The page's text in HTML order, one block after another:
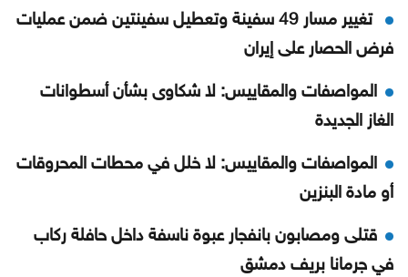
تغيير مسار 49 سفينة وتعطيل سفينتين ضمن عمليات
فرض الحصار على إيران
المواصفات والمقاييس: لا شكاوى بشأن أسطوانات
الغاز الجديدة
المواصفات والمقاييس: لا خلل في محطات المحروقات
أو مادة البنزين
قتلى ومصابون بانفجار عبوة ناسفة داخل حافلة ركاب
في جرمانا بريف دمشق